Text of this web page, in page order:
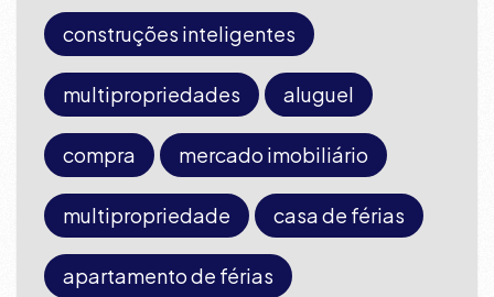
construções inteligentes
multipropriedades aluguel
compra mercado imobiliário
multipropriedade casa de férias
apartamento de férias